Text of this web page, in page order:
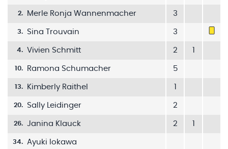
2. Merle Ronja Wannenmacher 3
3. Sina Trouvain 3
4. Vivien Schmitt 2
10. Ramona Schumacher 5
13. Kimberly Raithel
20. Sally Leidinger 2
26. Janina Klauck 2
34. Ayuki Iokawa